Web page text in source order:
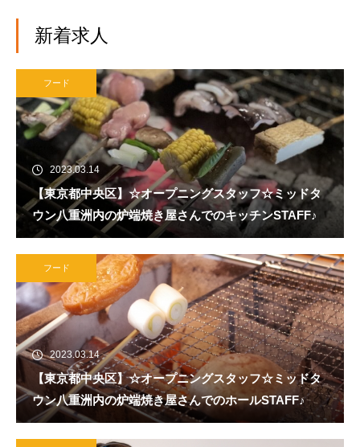
新着求人
フード
2023.03.14
【東京都中央区】☆オープニングスタッフ☆ミッドタ
ウン八重洲内の炉端焼き屋さんでのキッチンSTAFF♪
フード
2023.03.14
【東京都中央区】☆オープニングスタッフ☆ミッドタ
ウン八重洲内の炉端焼き屋さんでのホールSTAFF♪